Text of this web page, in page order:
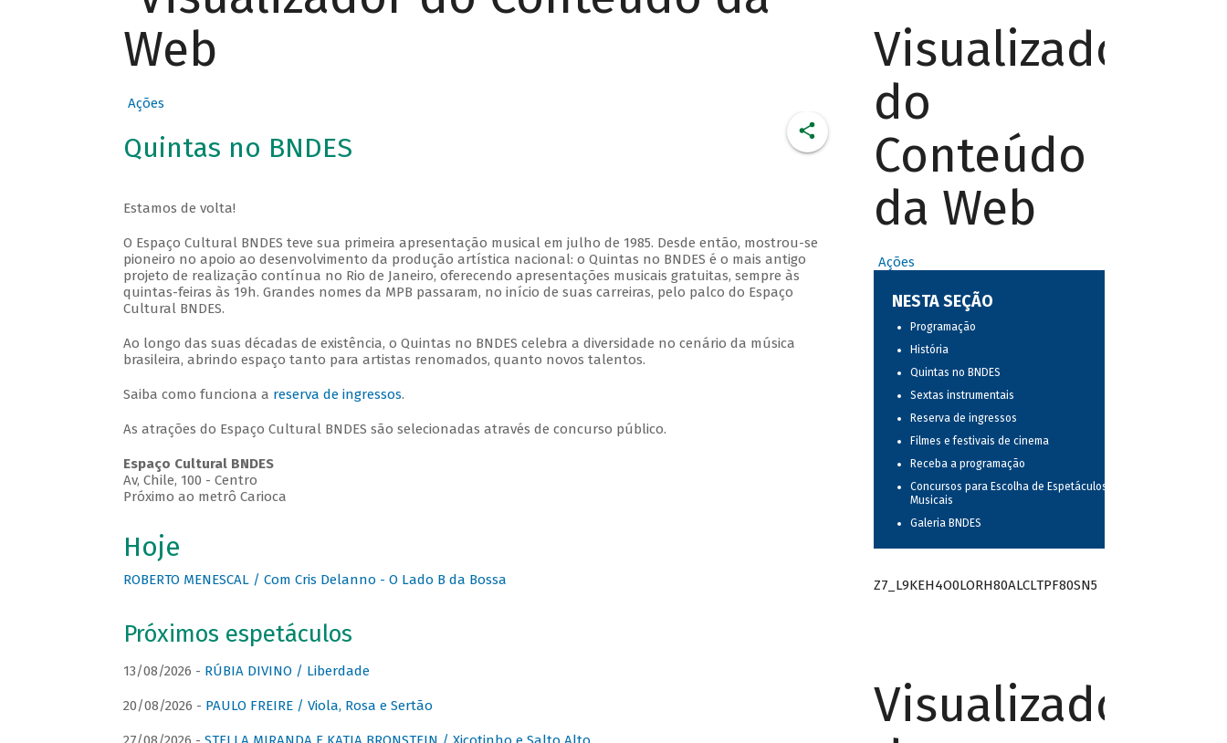
Web
Ações
Quintas no BNDES
Estamos de volta!
O Espaço Cultural BNDES teve sua primeira apresentação musical em julho de 1985. Desde então, mostrou-se
pioneiro no apoio ao desenvolvimento da produção artística nacional: o Quintas no BNDES é o mais antigo
projeto de realização contínua no Rio de Janeiro, oferecendo apresentações musicais gratuitas, sempre às
quintas-feiras às 19h. Grandes nomes da MPB passaram, no início de suas carreiras, pelo palco do Espaço
Cultural BNDES.
Ao longo das suas décadas de existência, o Quintas no BNDES celebra a diversidade no cenário da música
brasileira, abrindo espaço tanto para artistas renomados, quanto novos talentos.
Saiba como funciona a reserva de ingressos.
As atrações do Espaço Cultural BNDES são selecionadas através de concurso público.
Espaço Cultural BNDES
Av, Chile, 100 - Centro
Próximo ao metrô Carioca
Hoje
ROBERTO MENESCAL / Com Cris Delanno - O Lado B da Bossa
Próximos espetáculos
13/08/2026 - RÚBIA DIVINO / Liberdade
20/08/2026 - PAULO FREIRE / Viola, Rosa e Sertão
Visualizador
do
Conteúdo
da Web
Ações
NESTA SEÇÃO
Programação
História
Quintas no BNDES
Sextas instrumentais
Reserva de ingressos
Filmes e festivais de cinema
Receba a programação
Concursos para Escolha de Espetáculos
Musicais
Galeria BNDES
Z7_L9KEH4O0LORH80ALCLTPF80SN5
Visualizador